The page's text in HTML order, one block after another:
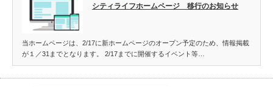
シティライフホームページ 移行のお知らせ
当ホームページは、2/17に新ホームページのオープン予定のため、情報掲載
が１／31までとなります。 2/17までに開催するイベント等…